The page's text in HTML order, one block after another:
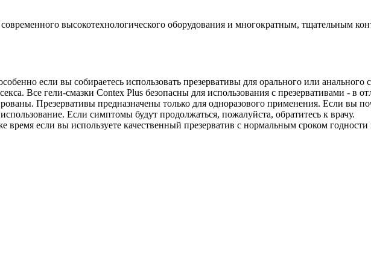
высокотехнологического оборудования и многократным, тщательным
если вы собираетесь использовать презервативы для орального или анального
Все гели-смазки Contex Plus безопасны для использования с презервативами - в
Презервативы предназначены только для одноразового применения. Если вы
Если симптомы будут продолжаться, пожалуйста, обратитесь к врачу.
если вы используете качественный презерватив с нормальным сроком годности